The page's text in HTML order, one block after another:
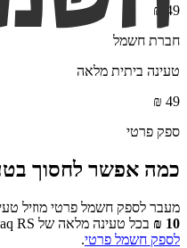
49
₪
חברת חשמל
טעינה ביתית מלאה
49
₪
ספק פרטי
כמה אפשר לחסוך
מעבר לספק חשמל פרטי מוזיל טעינה ביתית ב-
10
₪ בכל טעינה מלאה של RS
לספק חשמל פרטי.